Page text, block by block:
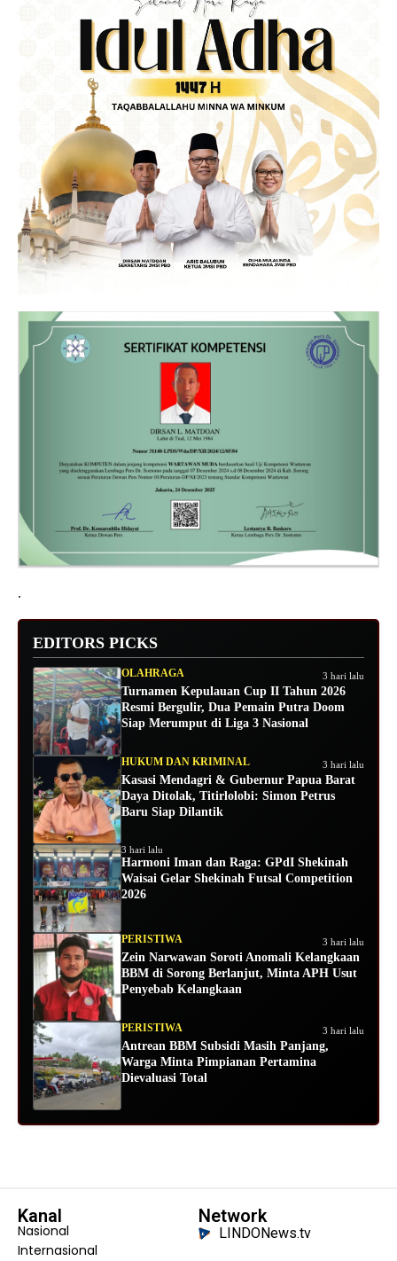
.
EDITORS PICKS
OLAHRAGA 3 hari lalu
Turnamen Kepulauan Cup II Tahun 2026
Resmi Bergulir, Dua Pemain Putra Doom
Siap Merumput di Liga 3 Nasional
HUKUM DAN KRIMINAL 3 hari lalu
Kasasi Mendagri & Gubernur Papua Barat
Daya Ditolak, Titirlolobi: Simon Petrus
Baru Siap Dilantik
3 hari lalu
Harmoni Iman dan Raga: GPdI Shekinah
Waisai Gelar Shekinah Futsal Competition
2026
PERISTIWA 3 hari lalu
Zein Narwawan Soroti Anomali Kelangkaan
BBM di Sorong Berlanjut, Minta APH Usut
Penyebab Kelangkaan
PERISTIWA 3 hari lalu
Antrean BBM Subsidi Masih Panjang,
Warga Minta Pimpianan Pertamina
Dievaluasi Total
Kanal
Nasional
Internasional
Network
LINDONews.tv